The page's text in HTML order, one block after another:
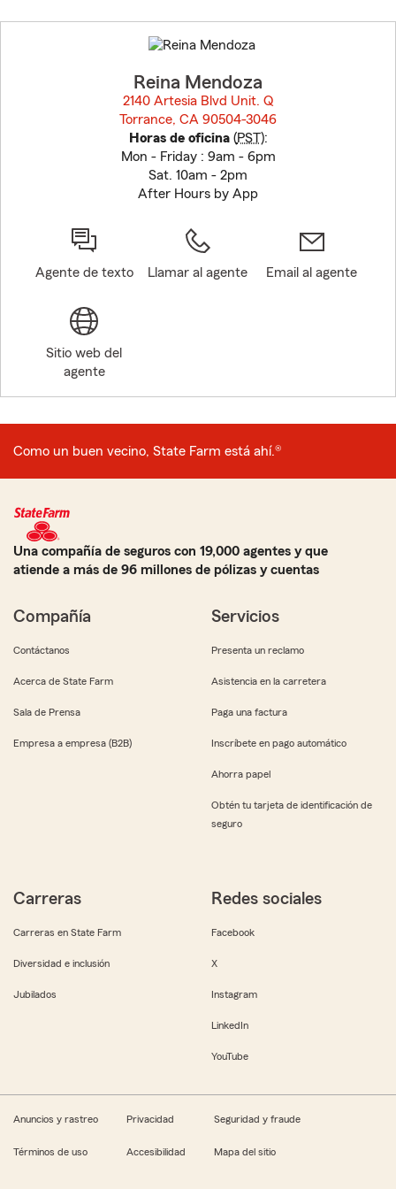
to
before
Reina Mendoza
2140 Artesia Blvd Unit. Q
Torrance, CA 90504-3046
Horas de oficina(PST):
Mon - Friday : 9am - 6pm
Sat. 10am - 2pm
After Hours by App
Agente de texto Llamar al agente Email al agente
Sitio web del
agente
Como un buen vecino, State Farm está ahí.®
Una compañía de seguros con 19,000 agentes y que
atiende a más de 96 millones de pólizas y cuentas
Compañía
Contáctanos
Acerca de State Farm
Sala de Prensa
Empresa a empresa (B2B)
Servicios
Presenta un reclamo
Asistencia en la carretera
Paga una factura
Inscríbete en pago automático
Ahorra papel
Obtén tu tarjeta de identificación de
seguro
Carreras
Carreras en State Farm
Diversidad e inclusión
Jubilados
Redes sociales
Facebook
X
Instagram
LinkedIn
YouTube
Anuncios y rastreo Privacidad Seguridad y fraude
Términos de uso Accesibilidad Mapa del sitio